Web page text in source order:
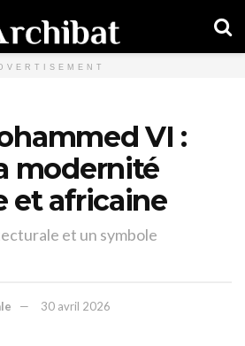
VI :
modernité
et africaine
et un symbole
30 avril 2026